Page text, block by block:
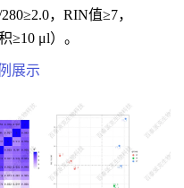
，RIN值≥7，
≥10 μl）。
展示